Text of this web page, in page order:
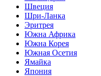
Швеция
Шри-Ланка
Эритрея
Южна Африка
Южна Корея
Южная Осетия
Ямайка
Япония